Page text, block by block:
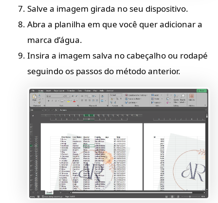
Salve a imagem girada no seu dispositivo.
Abra a planilha em que você quer adicionar a
marca d’água.
Insira a imagem salva no cabeçalho ou rodapé
seguindo os passos do método anterior.